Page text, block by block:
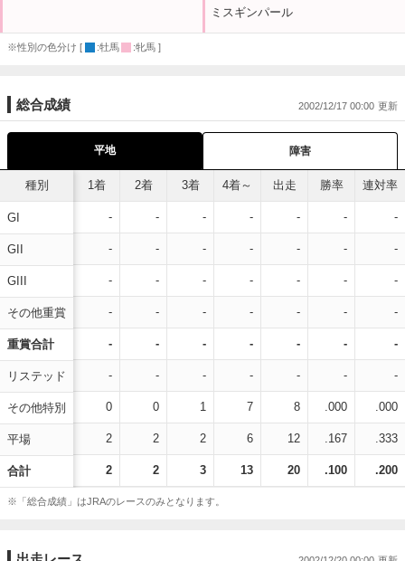
ミスギンパール
※性別の色分け [ :牡馬 :牝馬 ]
総合成績 2002/12/17 00:00
平地 障害
種別
GI
GII
GIII
その他重賞
重賞合計
リステッド
その他特別
平場
合計
1着 2着 3着 4着～ 出走 勝率 連対率
- - - - - - -
- - - - - - -
- - - - - - -
- - - - - - -
- - - - - - -
- - - - - - -
0 0 1 7 8 .000 .000
2 2 2 6 12 .167 .333
2 2 3 13 20 .100 .200
※「総合成績」はJRAのレースのみとなります。